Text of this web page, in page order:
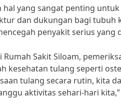
yang sangat penting
dan dukungan bagi tubuh
penyakit serius yang
Sakit Siloam,
kesehatan tulang seperti
tulang secara rutin, kita
aktivitas sehari-hari